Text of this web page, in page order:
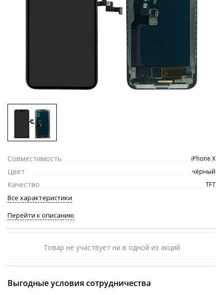
Совместимость iPhone X
Цвет чёрный
Качество TFT
Все характеристики
Перейти к описанию
Товар не участвует ни в одной из акций
Выгодные условия сотрудничества